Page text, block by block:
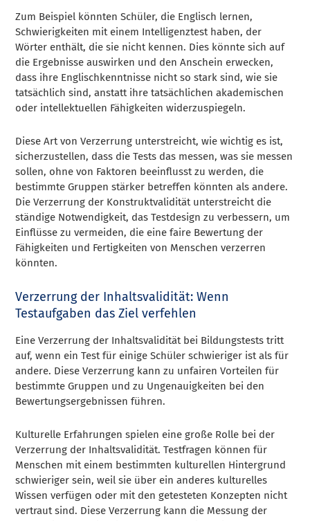
Zum Beispiel könnten Schüler, die Englisch lernen,
Schwierigkeiten mit einem Intelligenztest haben, der
Wörter enthält, die sie nicht kennen. Dies könnte sich auf
die Ergebnisse auswirken und den Anschein erwecken,
dass ihre Englischkenntnisse nicht so stark sind, wie sie
tatsächlich sind, anstatt ihre tatsächlichen akademischen
oder intellektuellen Fähigkeiten widerzuspiegeln.
Diese Art von Verzerrung unterstreicht, wie wichtig es ist,
sicherzustellen, dass die Tests das messen, was sie messen
sollen, ohne von Faktoren beeinflusst zu werden, die
bestimmte Gruppen stärker betreffen könnten als andere.
Die Verzerrung der Konstruktvalidität unterstreicht die
ständige Notwendigkeit, das Testdesign zu verbessern, um
Einflüsse zu vermeiden, die eine faire Bewertung der
Fähigkeiten und Fertigkeiten von Menschen verzerren
könnten.
Verzerrung der Inhaltsvalidität: Wenn
Testaufgaben das Ziel verfehlen
Eine Verzerrung der Inhaltsvalidität bei Bildungstests tritt
auf, wenn ein Test für einige Schüler schwieriger ist als für
andere. Diese Verzerrung kann zu unfairen Vorteilen für
bestimmte Gruppen und zu Ungenauigkeiten bei den
Bewertungsergebnissen führen.
Kulturelle Erfahrungen spielen eine große Rolle bei der
Verzerrung der Inhaltsvalidität. Testfragen können für
Menschen mit einem bestimmten kulturellen Hintergrund
schwieriger sein, weil sie über ein anderes kulturelles
Wissen verfügen oder mit den getesteten Konzepten nicht
vertraut sind. Diese Verzerrung kann die Messung der